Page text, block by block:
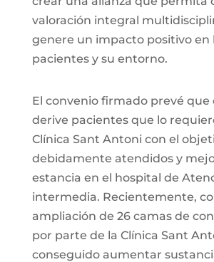
valoración integral
genere un impacto positivo en
pacientes y su entorno.
El convenio firmado prevé que
derive pacientes que lo
Clínica Sant Antoni con el
debidamente atendidos y
estancia en el hospital de
intermedia. Recientemente,
ampliación de 26 camas de
por parte de la Clínica Sant
conseguido aumentar